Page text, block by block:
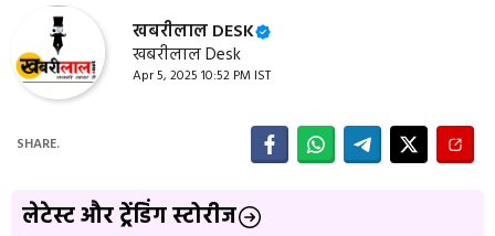
खबरीलाल DESK
खबरीलाल Desk
Apr 5, 2025 10:52 PM IST
SHARE.
लेटेस्ट और ट्रेंडिंग स्टोरीज